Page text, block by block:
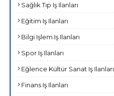
Sağlık Tıp Iş Ilanları
Eğitim Iş Ilanları
Bilgi Işlem Iş Ilanları
Spor Iş Ilanları
Eğlence Kültür Sanat Iş Ilanları
Finans Iş Ilanları